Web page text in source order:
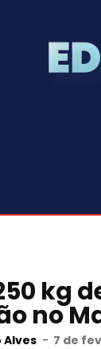
kg
no
Alves - 7 de